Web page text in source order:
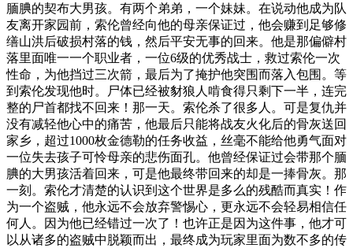
腼腆的契布大男孩。有两个弟弟，一个妹妹。在说动他成为队
友离开家园前，索伦曾经向他的母亲保证过，他会赚到足够修
缮山洪后破损村落的钱，然后平安无事的回来。他是那偏僻村
落里面唯一一个职业者，一位6级的优秀战士，救过索伦一次
性命，为他挡过三次箭，最后为了掩护他突围而落入包围。等
到索伦发现他时。尸体已经被豺狼人啃食得只剩下一半，连完
整的尸首都找不回来！那一天。索伦杀了很多人。可是复仇并
没有减轻他心中的痛苦，他最后只能将战友火化后的骨灰送回
家乡，超过1000枚金德勒的任务收益，丝毫不能给他勇气面对
一位失去孩子可怜母亲的悲伤面孔。他曾经保证过会带那个腼
腆的大男孩活着回来，可是他最终带回来的却是一捧骨灰。那
一刻。索伦才清楚的认识到这个世界是多么的残酷而真实！作
为一个盗贼，他永远不会放弃警惕心，更永远不会轻易相信任
何人。因为他已经错过一次了！也许正是因为这件事，他才可
以从诸多的盗贼中脱颖而出，最终成为玩家里面为数不多的传